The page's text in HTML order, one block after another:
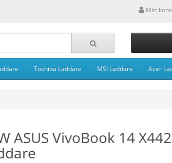
Mitt
Toshiba Laddare MSI Laddare Acer
ASUS VivoBook 14